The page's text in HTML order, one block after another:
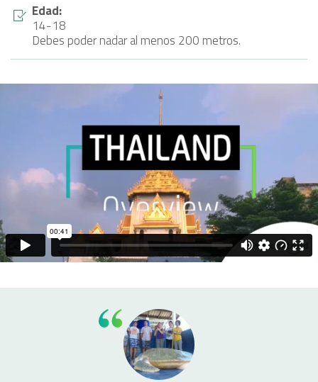
Edad:
14-18
Debes poder nadar al menos 200 metros.